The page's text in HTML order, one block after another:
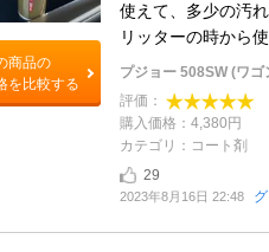
商品の
を比較する
使えて、多少の汚
リッターの時から
プジョー 508SW (ワゴ
評価：
購入価格：4,380円
カテゴリ：コート剤
29
2023年8月16日 22:48